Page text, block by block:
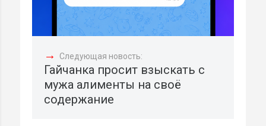
→ Следующая новость:
Гайчанка просит взыскать с
мужа алименты на своё
содержание